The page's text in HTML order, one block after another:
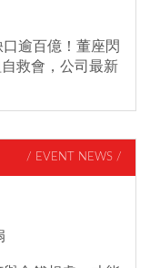
逾百億！董座閃
救會，公司最新
/ EVENT NEWS /